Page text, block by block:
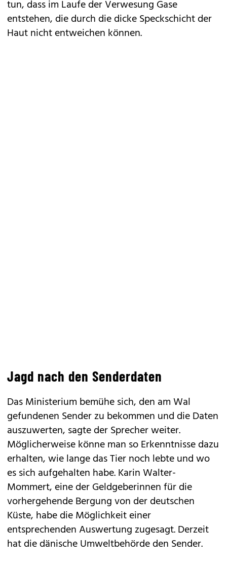
tun, dass im Laufe der Verwesung Gase
entstehen, die durch die dicke Speckschicht der
Haut nicht entweichen können.
Jagd nach den Senderdaten
Das Ministerium bemühe sich, den am Wal
gefundenen Sender zu bekommen und die Daten
auszuwerten, sagte der Sprecher weiter.
Möglicherweise könne man so Erkenntnisse dazu
erhalten, wie lange das Tier noch lebte und wo
es sich aufgehalten habe. Karin Walter-
Mommert, eine der Geldgeberinnen für die
vorhergehende Bergung von der deutschen
Küste, habe die Möglichkeit einer
entsprechenden Auswertung zugesagt. Derzeit
hat die dänische Umweltbehörde den Sender.